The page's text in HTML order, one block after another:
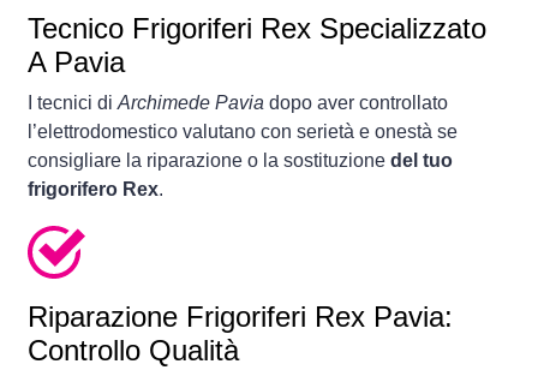
Tecnico Frigoriferi Rex Specializzato
A Pavia
I tecnici di Archimede Pavia dopo aver controllato
l’elettrodomestico valutano con serietà e onestà se
consigliare la riparazione o la sostituzione del tuo
frigorifero Rex.
Riparazione Frigoriferi Rex Pavia:
Controllo Qualità